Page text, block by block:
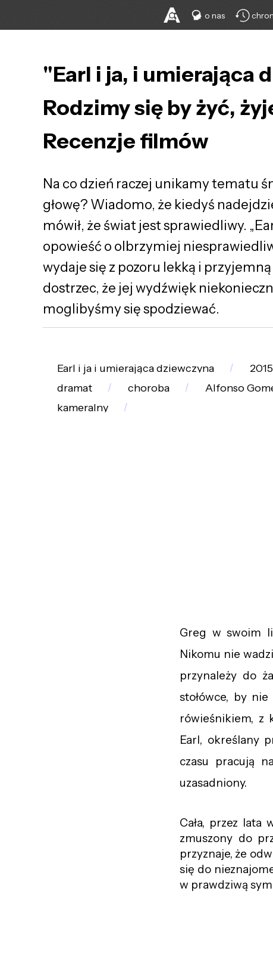
o nas
"Earl i ja, i umierająca
Rodzimy się by żyć,
Recenzje filmów
Na co dzień raczej unikamy tematu
głowę? Wiadomo, że kiedyś
mówił, że świat jest sprawiedliwy.
opowieść o olbrzymiej
wydaje się z pozoru lekką i
dostrzec, że jej wydźwięk
moglibyśmy się spodziewać.
Earl i ja i umierająca dziewczyna 2015
dramat
choroba Alfonso
kameralny
Greg w swoim
Nikomu nie
przynależy do
stołówce, by
rówieśnikiem, z
Earl, określany
czasu pracują
uzasadniony.
Cała, przez lata
zmuszony do
przyznaje, że
się do
w prawdziwą